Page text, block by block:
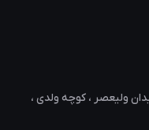
ولیعصر ، کوچه ولدی ،